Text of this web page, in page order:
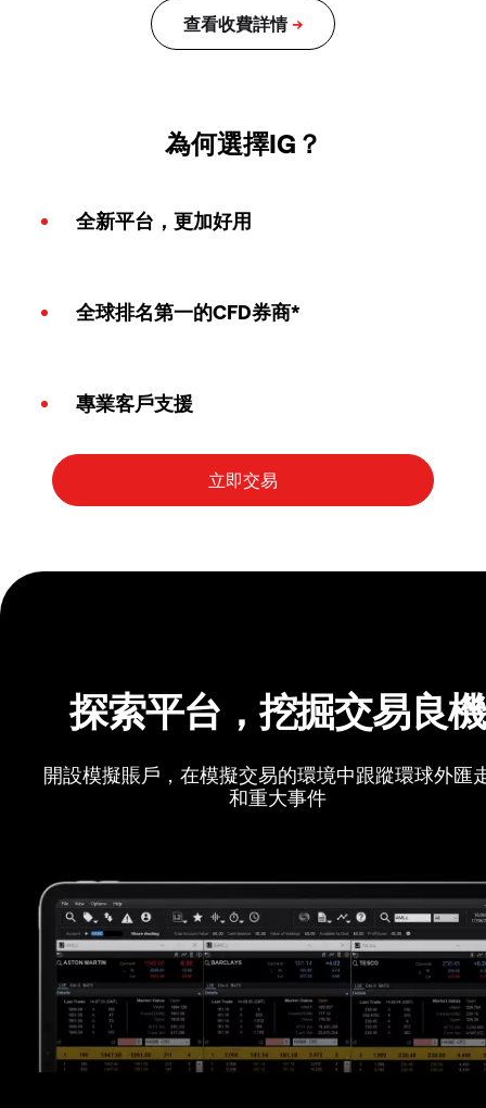
為何選擇IG？
全新平台，更加好用
全球排名第一的CFD券商*
專業客戶支援
探索平台，挖掘交易良機
開設模擬賬戶，在模擬交易的環境中跟蹤環球外匯
和重大事件